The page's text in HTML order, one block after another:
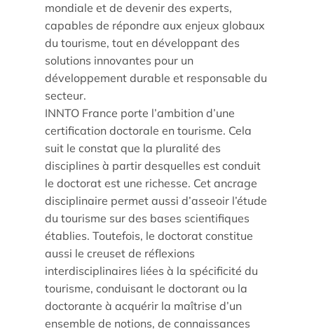
mondiale et de devenir des experts,
capables de répondre aux enjeux globaux
du tourisme, tout en développant des
solutions innovantes pour un
développement durable et responsable du
secteur.
INNTO France porte l’ambition d’une
certification doctorale en tourisme. Cela
suit le constat que la pluralité des
disciplines à partir desquelles est conduit
le doctorat est une richesse. Cet ancrage
disciplinaire permet aussi d’asseoir l’étude
du tourisme sur des bases scientifiques
établies. Toutefois, le doctorat constitue
aussi le creuset de réflexions
interdisciplinaires liées à la spécificité du
tourisme, conduisant le doctorant ou la
doctorante à acquérir la maîtrise d’un
ensemble de notions, de connaissances